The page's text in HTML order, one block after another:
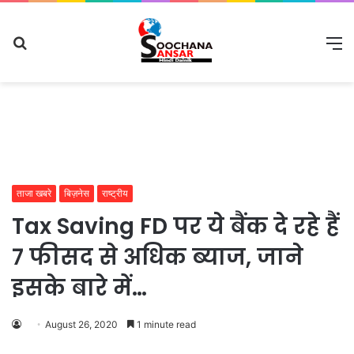
ताजा खबरे बिज़नेस राष्ट्रीय
Tax Saving FD पर ये बैंक दे रहे हैं
7 फीसद से अधिक ब्याज, जाने
इसके बारे में…
August 26, 2020 1 minute read